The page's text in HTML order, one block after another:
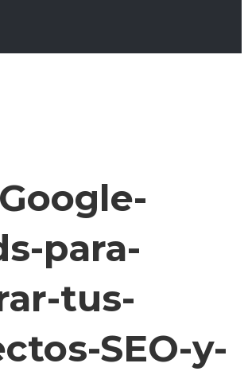
para-
tus-
SEO-y-